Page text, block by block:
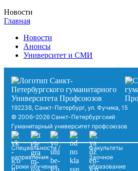
Новости
Главная
Новости
Анонсы
Университет и СМИ
192238, Санкт-Петербург, ул. Фучика, 15
© 2006–2026 Санкт-Петербургский
Гуманитарный университет профсоюзов
Специальности /
направления
Сроки обучения
Факультеты
Заочное
образование